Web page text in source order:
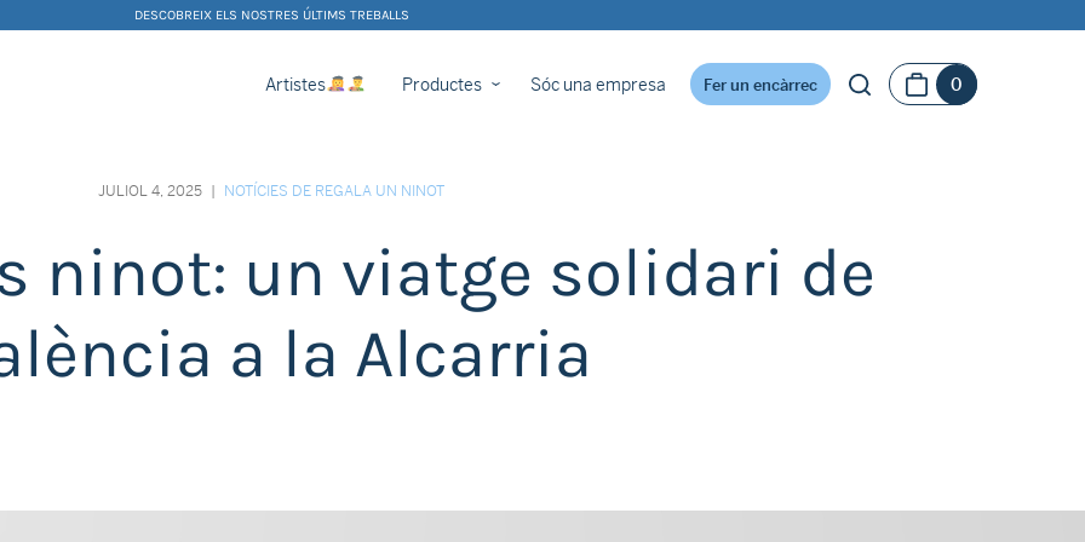
DESCOBREIX ELS NOSTRES ÚLTIMS TREBALLS
Artistes Productes Sóc una empresa Fer un encàrrec 0
JULIOL 4, 2025 | NOTÍCIES DE REGALA UN NINOT
ninot: un viatge solidari de
a la Alcarria